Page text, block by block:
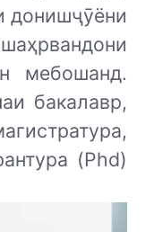
донишҷӯёни
мебошанд.
бакалавр,
(Phd)